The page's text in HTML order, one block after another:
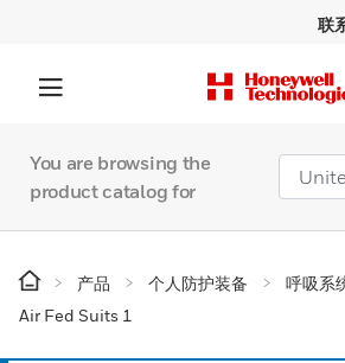
联
You are browsing the
product catalog for
产品 个人防护装备 呼吸系
Air Fed Suits 1